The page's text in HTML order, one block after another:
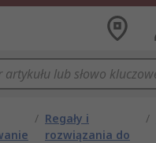
/ Regały i
rozwiązania do
/